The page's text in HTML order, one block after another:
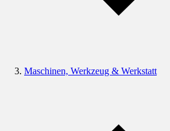
Maschinen, Werkzeug & Werkstatt